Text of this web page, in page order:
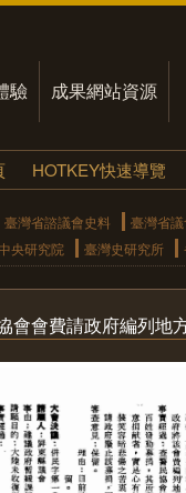
驗 成果網站資源
HOTKEY快速導覽
臺灣省諮議會史料
臺灣省
央研究院 臺灣史研究所
會會費請政府編列地